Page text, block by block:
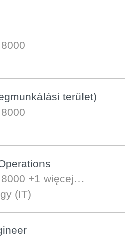
terület)
+1 więcej…
(IT)